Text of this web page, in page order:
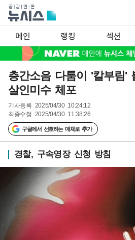
메인 랭킹 섹션
층간소음 다툼이 '칼부림'
살인미수 체포
기사등록 2025/04/30 10:24:12
최종수정 2025/04/30 11:38:26
구글에서 선호하는 매체로 추가
경찰, 구속영장 신청 방침